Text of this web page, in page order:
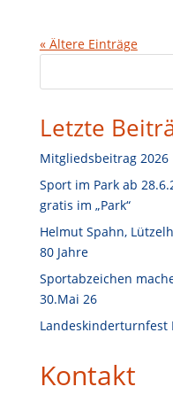
« Ältere Einträge
u
h
n
Letzte
Mitgliedsbeitrag 2026
Sport im Park ab
gratis im „Park“
Helmut Spahn,
80 Jahre
Sportabzeichen
30.Mai 26
Landeskinderturnfest
Kontakt